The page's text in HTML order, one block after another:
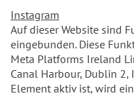
Instagram
Auf dieser Website sind
eingebunden. Diese
Meta Platforms Ireland
Canal Harbour, Dublin 2,
Element aktiv ist, wird